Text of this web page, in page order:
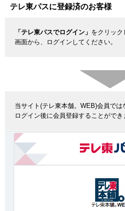
テレ東パスに登録済のお客様
「テレ東パスでログイン」 をクリッ
画面から、ログインしてください。
当サイト(テレ東本舗。WEB)会員で
ログイン後に会員登録することができ